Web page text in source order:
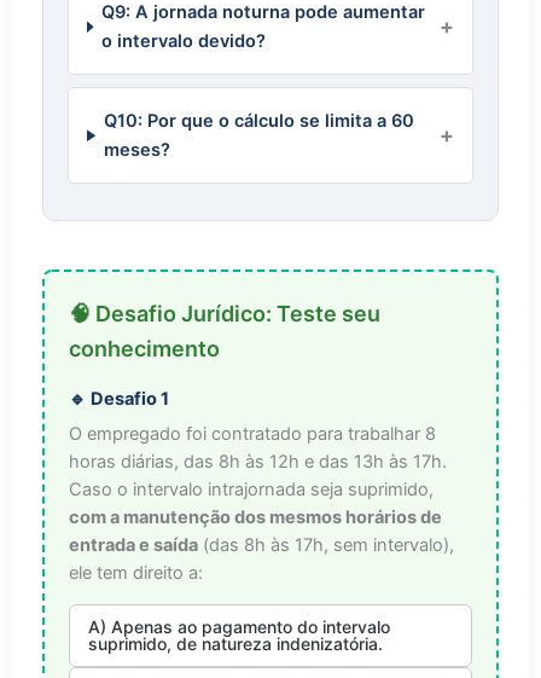
Q9: A jornada noturna pode aumentar
o intervalo devido?
Q10: Por que o cálculo se limita a 60
meses?
🧠 Desafio Jurídico: Teste seu
conhecimento
🔹 Desafio 1
O empregado foi contratado para trabalhar 8
horas diárias, das 8h às 12h e das 13h às 17h.
Caso o intervalo intrajornada seja suprimido,
com a manutenção dos mesmos horários de
entrada e saída (das 8h às 17h, sem intervalo),
ele tem direito a:
A) Apenas ao pagamento do intervalo
suprimido, de natureza indenizatória.